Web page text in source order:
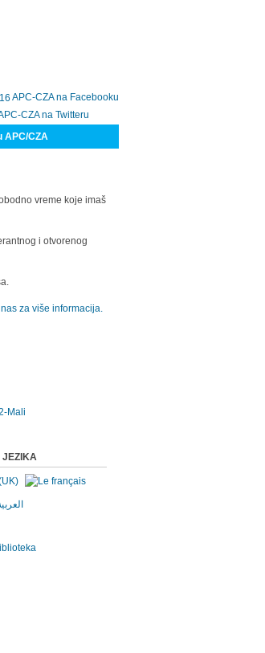
APC-CZA na Facebooku
CZA na Twitteru
APC/CZA
vreme koje imaš
i otvorenog
za više informacija.
JEZIKA